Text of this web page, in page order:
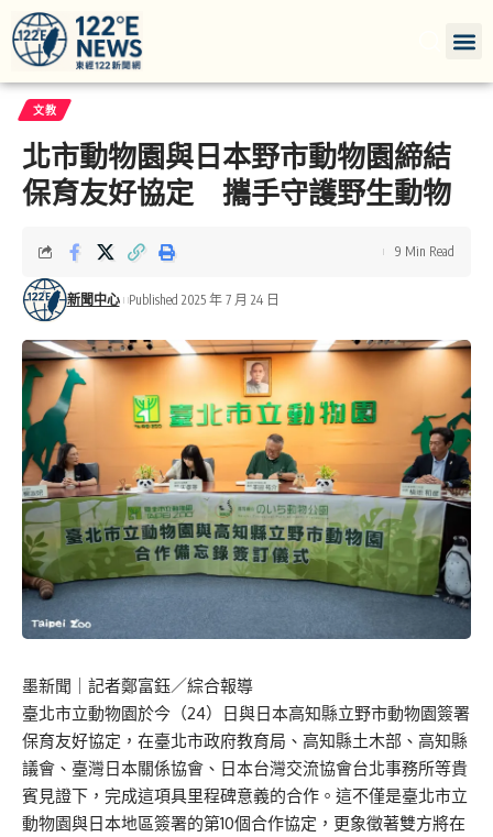
文教
北市動物園與日本野市動物園締結
保育友好協定 攜手守護野生動物
新聞中心 Published 2025 年 7 月 24 日
9 Min Read
墨新聞 ｜記者鄭富鈺／綜合報導
臺北市立動物園於今（24）日與日本高知縣立野市動物園簽署
保育友好協定，在臺北市政府教育局、高知縣土木部、高知縣
議會、臺灣日本關係協會、日本台灣交流協會台北事務所等貴
賓見證下，完成這項具里程碑意義的合作。這不僅是臺北市立
動物園與日本地區簽署的第10個合作協定，更象徵著雙方將在